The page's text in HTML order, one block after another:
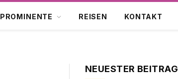
PROMINENTE REISEN KONTAKT
NEUESTER BEITRAG